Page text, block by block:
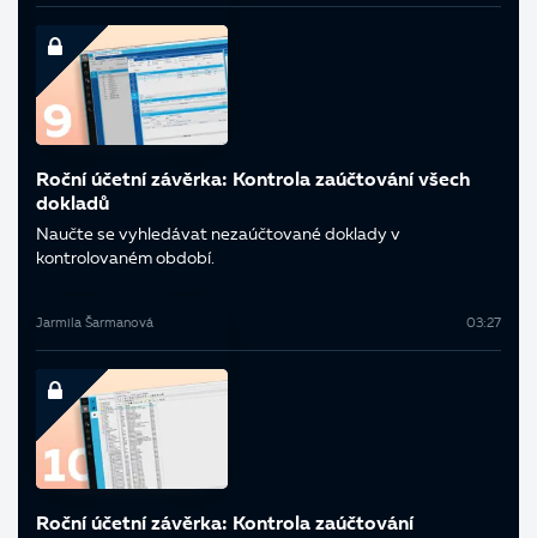
Roční účetní závěrka: Kontrola zaúčtování všech
dokladů
Naučte se vyhledávat nezaúčtované doklady v
kontrolovaném období.
Jarmila Šarmanová 03:27
Roční účetní závěrka: Kontrola zaúčtování